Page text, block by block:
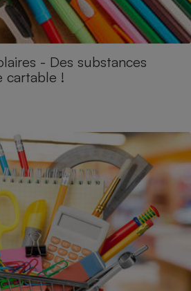
- Des substances
cartable !